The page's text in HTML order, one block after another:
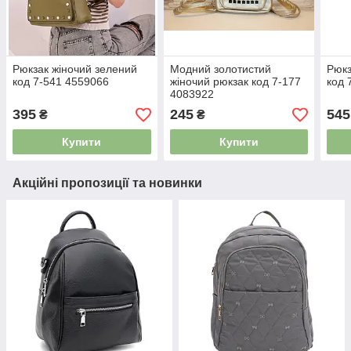
Рюкзак жіночий зелений
код 7-541 4559066
395 ₴
Купити
Модний золотистий
жіночий рюкзак код 7-177
4083922
245₴
Купити
код
545
Акційні пропозиції та новинки